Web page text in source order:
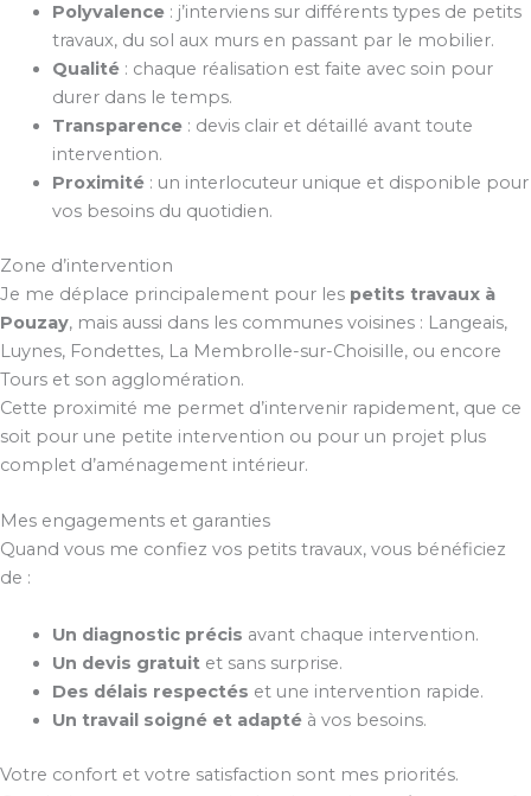
Polyvalence: j’interviens sur différents types de petits
travaux, du sol aux murs en passant par le mobilier.
Qualité: chaque réalisation est faite avec soin pour
durer dans le temps.
Transparence: devis clair et détaillé avant toute
intervention.
Proximité: un interlocuteur unique et disponible pour
vos besoins du quotidien.
Zone d’intervention
Je me déplace principalement pour les petits travaux à
Pouzay, mais aussi dans les communes voisines : Langeais,
Luynes, Fondettes, La Membrolle-sur-Choisille, ou encore
Tours et son agglomération.
Cette proximité me permet d’intervenir rapidement, que ce
soit pour une petite intervention ou pour un projet plus
complet d’aménagement intérieur.
Mes engagements et garanties
Quand vous me confiez vos petits travaux, vous bénéficiez
de :
Un diagnostic précis avant chaque intervention.
Un devis gratuitet sans surprise.
Des délais respectés et une intervention rapide.
Un travail soigné et adaptéà vos besoins.
Votre confort et votre satisfaction sont mes priorités.